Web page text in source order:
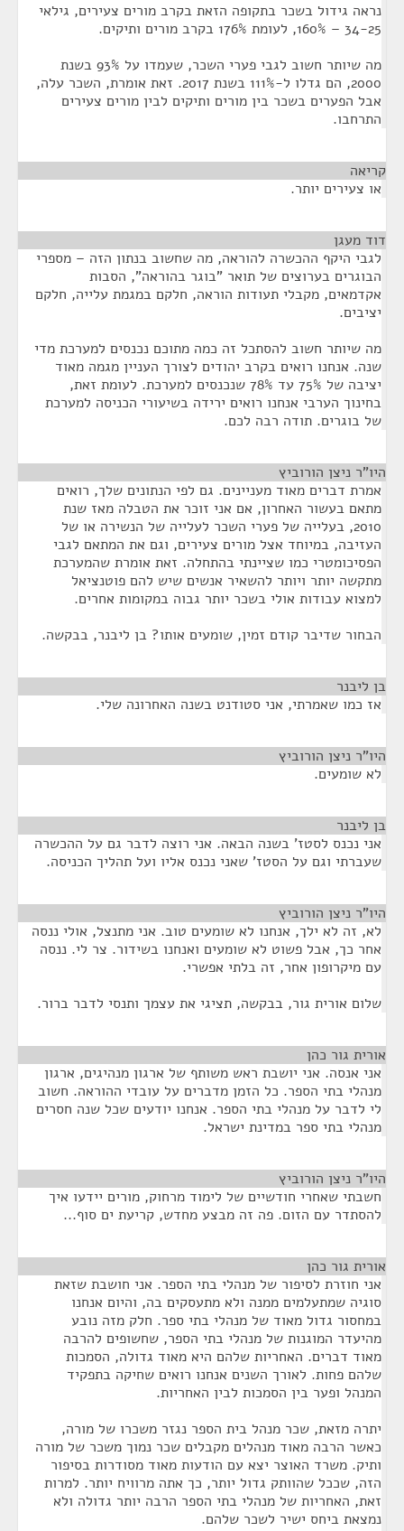
נראה גידול בשכר בתקופה הזאת בקרב מורים צעירים, גילאי
34-25 – 160%, לעומת 176% בקרב מורים ותיקים.
מה שיותר חשוב לגבי פערי השכר, שעמדו על 93% בשנת
2000, הם גדלו ל-111% בשנת 2017. זאת אומרת, השכר עלה,
אבל הפערים בשכר בין מורים ותיקים לבין מורים צעירים
התרחבו.
קריאה
או צעירים יותר.
דוד מעגן
לגבי היקף ההכשרה להוראה, מה שחשוב בנתון הזה – מספרי
הבוגרים בערוצים של תואר "בוגר בהוראה", הסבות
אקדמאים, מקבלי תעודות הוראה, חלקם במגמת עלייה, חלקם
יציבים.
מה שיותר חשוב להסתכל זה כמה מתוכם נכנסים למערכת מדי
שנה. אנחנו רואים בקרב יהודים לצורך העניין מגמה מאוד
יציבה של 75% עד 78% שנכנסים למערכת. לעומת זאת,
בחינוך הערבי אנחנו רואים ירידה בשיעורי הכניסה למערכת
של בוגרים. תודה רבה לכם.
היו"ר ניצן הורוביץ
אמרת דברים מאוד מעניינים. גם לפי הנתונים שלך, רואים
מתאם בעשור האחרון, אם אני זוכר את הטבלה מאז שנת
2010, בעלייה של פערי השכר לעלייה של הנשירה או של
העזיבה, במיוחד אצל מורים צעירים, וגם את המתאם לגבי
הפסיכומטרי כמו שציינתי בהתחלה. זאת אומרת שהמערכת
מתקשה יותר ויותר להשאיר אנשים שיש להם פוטנציאל
למצוא עבודות אולי בשכר יותר גבוה במקומות אחרים.
הבחור שדיבר קודם זמין, שומעים אותו? בן ליבנר, בבקשה.
בן ליבנר
אז כמו שאמרתי, אני סטודנט בשנה האחרונה שלי.
היו"ר ניצן הורוביץ
לא שומעים.
בן ליבנר
אני נכנס לסטז' בשנה הבאה. אני רוצה לדבר גם על ההכשרה
שעברתי וגם על הסטז' שאני נכנס אליו ועל תהליך הכניסה.
היו"ר ניצן הורוביץ
לא, זה לא ילך, אנחנו לא שומעים טוב. אני מתנצל, אולי ננסה
אחר כך, אבל פשוט לא שומעים ואנחנו בשידור. צר לי. ננסה
עם מיקרופון אחר, זה בלתי אפשרי.
שלום אורית גור, בבקשה, תציגי את עצמך ותנסי לדבר ברור.
אורית גור כהן
אני אנסה. אני יושבת ראש משותף של ארגון מנהיגים, ארגון
מנהלי בתי הספר. כל הזמן מדברים על עובדי ההוראה. חשוב
לי לדבר על מנהלי בתי הספר. אנחנו יודעים שכל שנה חסרים
מנהלי בתי ספר במדינת ישראל.
היו"ר ניצן הורוביץ
חשבתי שאחרי חודשיים של לימוד מרחוק, מורים יידעו איך
להסתדר עם הזום. פה זה מבצע מחדש, קריעת ים סוף...
אורית גור כהן
אני חוזרת לסיפור של מנהלי בתי הספר. אני חושבת שזאת
סוגיה שמתעלמים ממנה ולא מתעסקים בה, והיום אנחנו
במחסור גדול מאוד של מנהלי בתי ספר. חלק מזה נובע
מהיעדר המוגנות של מנהלי בתי הספר, שחשופים להרבה
מאוד דברים. האחריות שלהם היא מאוד גדולה, הסמכות
שלהם פחות. לאורך השנים אנחנו רואים שחיקה בתפקיד
המנהל ופער בין הסמכות לבין האחריות.
יתרה מזאת, שכר מנהל בית הספר נגזר משכרו של מורה,
כאשר הרבה מאוד מנהלים מקבלים שכר נמוך משכר של מורה
ותיק. משרד האוצר יצא עם הודעות מאוד מסודרות בסיפור
הזה, שככל שהוותק גדול יותר, כך אתה מרוויח יותר. למרות
זאת, האחריות של מנהלי בתי הספר הרבה יותר גדולה ולא
נמצאת ביחס ישיר לשכר שלהם.